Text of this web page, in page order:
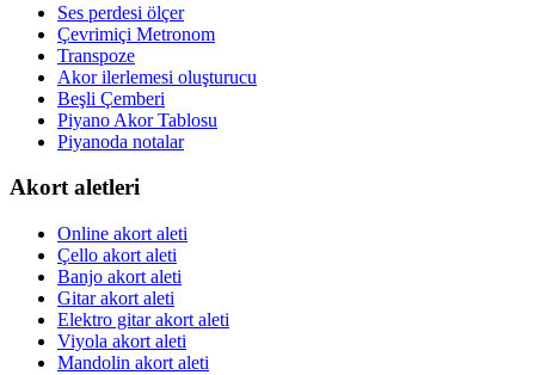
Ses perdesi ölçer
Çevrimiçi Metronom
Transpoze
Akor ilerlemesi oluşturucu
Beşli Çemberi
Piyano Akor Tablosu
Piyanoda notalar
Akort aletleri
Online akort aleti
Çello akort aleti
Banjo akort aleti
Gitar akort aleti
Elektro gitar akort aleti
Viyola akort aleti
Mandolin akort aleti